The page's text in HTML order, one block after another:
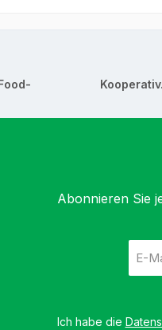
Abonnieren Sie
Mail-
Ich habe die